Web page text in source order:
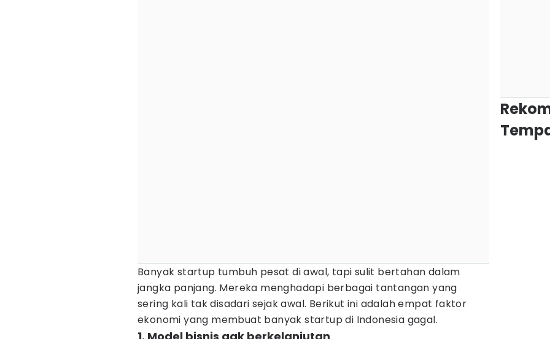
Banyak startup tumbuh pesat di awal, tapi sulit bertahan dalam
jangka panjang. Mereka menghadapi berbagai tantangan yang
sering kali tak disadari sejak awal. Berikut ini adalah empat faktor
ekonomi yang membuat banyak startup di Indonesia gagal.